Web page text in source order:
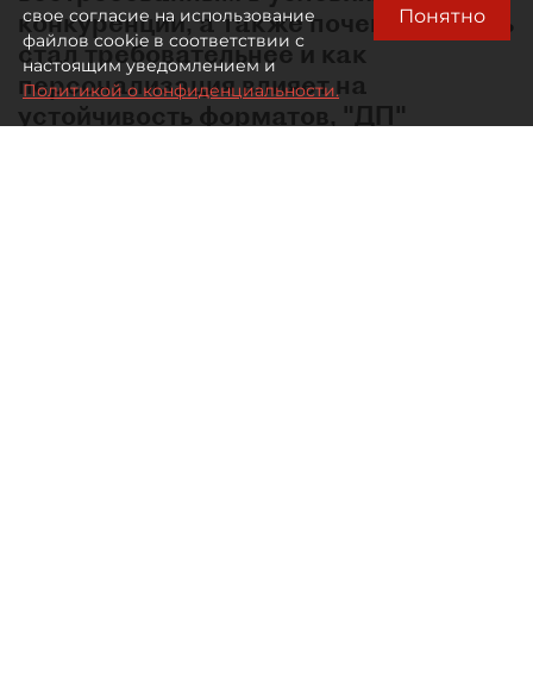
конкуренции, а также почему зритель
стал требовательнее и как
персонализация влияет на
устойчивость форматов, "ДП"
свое согласие на использование
файлов cookie в соответствии с
настоящим уведомлением и
Политикой о конфиденциальности.
Понятно